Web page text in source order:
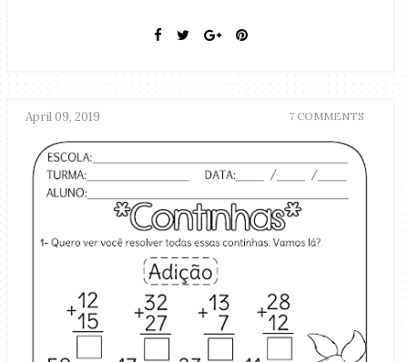
April 09, 2019 7 COMMENTS